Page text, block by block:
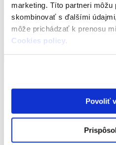
marketing. Títo partneri
skombinovať s ďalšími
môže prichádzať k prenosu
Cookies policy.
Povoliť
GDPR Nariadenie, Kybernetická
18. 8. 2020
Vojtech Milošovič
GDPR Nariadenie, Kybernetická
9. 5. 2020